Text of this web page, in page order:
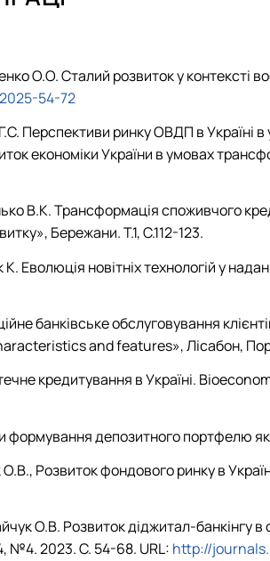
грошей, банківської справи та
робіт
О.О. Сталий розвиток у контексті
54-72
Перспективи ринку ОВДП в Україні в
економіки України в умовах
В.К. Трансформація споживчого
Бережани. Т.1, С.112-123.
новітніх технологій у
банківське обслуговування
and features», Лісабон,
кредитування в Україні.
депозитного портфелю як
Розвиток фондового ринку в
О.В. Розвиток діджитал-банкінгу в
№4. 2023. С. 54-68. URL: http://